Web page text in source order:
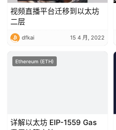
视频直播平台迁移到以太坊
二层
dfkai 15 4 月, 2022
Ethereum (ETH)
详解以太坊 EIP-1559 Gas